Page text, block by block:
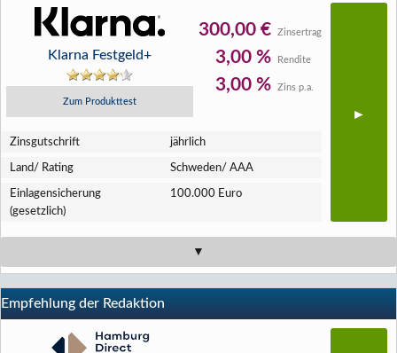
Klarna Festgeld+
Zum Produkttest
300,00 € Zinsertrag
3,00 % Rendite
3,00 % Zins p.a.
Zins­gutschrift jährlich
Land/ Rating Schweden/ AAA
Einlagen­sicherung
(gesetzlich)
100.000 Euro
Empfehlung der Redaktion